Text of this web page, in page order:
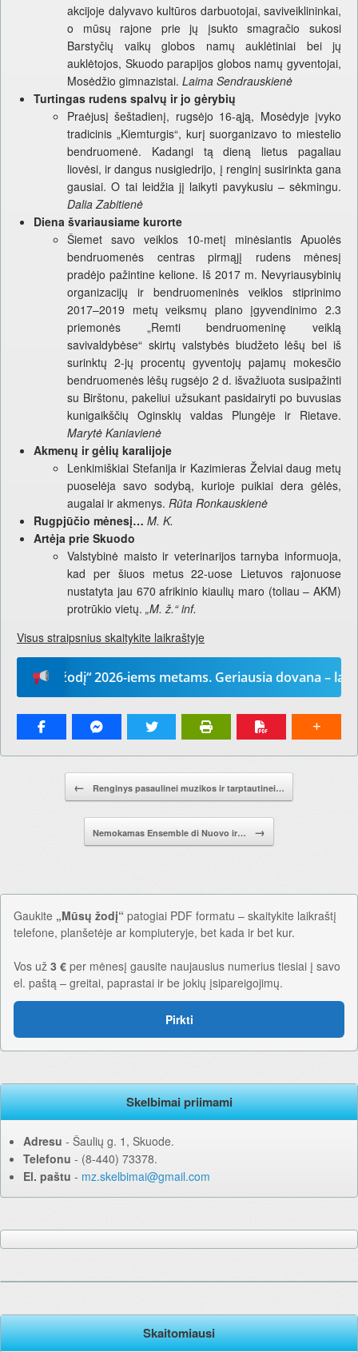
akcijoje dalyvavo kultūros darbuotojai, saviveiklininkai,
o mūsų rajone prie jų įsukto smagračio sukosi
Barstyčių vaikų globos namų auklėtiniai bei jų
auklėtojos, Skuodo parapijos globos namų gyventojai,
Mosėdžio gimnazistai. Laima Sendrauskienė
Turtingas rudens spalvų ir jo gėrybių
Praėjusį šeštadienį, rugsėjo 16-ąją, Mosėdyje įvyko
tradicinis „Kiemturgis“, kurį suorganizavo to miestelio
bendruomenė. Kadangi tą dieną lietus pagaliau
liovėsi, ir dangus nusigiedrijo, į renginį susirinkta gana
gausiai. O tai leidžia jį laikyti pavykusiu – sėkmingu.
Dalia Zabitienė
Diena švariausiame kurorte
Šiemet savo veiklos 10-metį minėsiantis Apuolės
bendruomenės centras pirmąjį rudens mėnesį
pradėjo pažintine kelione. Iš 2017 m. Nevyriausybinių
organizacijų ir bendruomeninės veiklos stiprinimo
2017–2019 metų veiksmų plano įgyvendinimo 2.3
priemonės „Remti bendruomeninę veiklą
savivaldybėse“ skirtų valstybės biudžeto lėšų bei iš
surinktų 2-jų procentų gyventojų pajamų mokesčio
bendruomenės lėšų rugsėjo 2 d. išvažiuota susipažinti
su Birštonu, pakeliui užsukant pasidairyti po buvusias
kunigaikščių Oginskių valdas Plungėje ir Rietave.
Marytė Kaniavienė
Akmenų ir gėlių karalijoje
Lenkimiškiai Stefanija ir Kazimieras Želviai daug metų
puoselėja savo sodybą, kurioje puikiai dera gėlės,
augalai ir akmenys. Rūta Ronkauskienė
Rugpjūčio mėnesį… M. K.
Artėja prie Skuodo
Valstybinė maisto ir veterinarijos tarnyba informuoja,
kad per šiuos metus 22-uose Lietuvos rajonuose
nustatyta jau 670 afrikinio kiaulių maro (toliau – AKM)
protrūkio vietų. „M. ž.“ inf.
Visus straipsnius skaitykite laikraštyje
žodį“ 2026-iems metams. Geriausia dovana –
Pranešimo navigacija.
← Renginys pasaulinei muzikos ir tarptautinei…
Nemokamas Ensemble di Nuovo ir… →
Gaukite „Mūsų žodį“ patogiai PDF formatu – skaitykite laikraštį
telefone, planšetėje ar kompiuteryje, bet kada ir bet kur.
Vos už 3 € per mėnesį gausite naujausius numerius tiesiai į savo
el. paštą – greitai, paprastai ir be jokių įsipareigojimų.
Pirkti
Skelbimai priimami
Adresu ‐ Šaulių g. 1, Skuode.
Telefonu ‐ (8-440) 73378.
El. paštu ‐ mz.skelbimai@gmail.com
Skaitomiausi